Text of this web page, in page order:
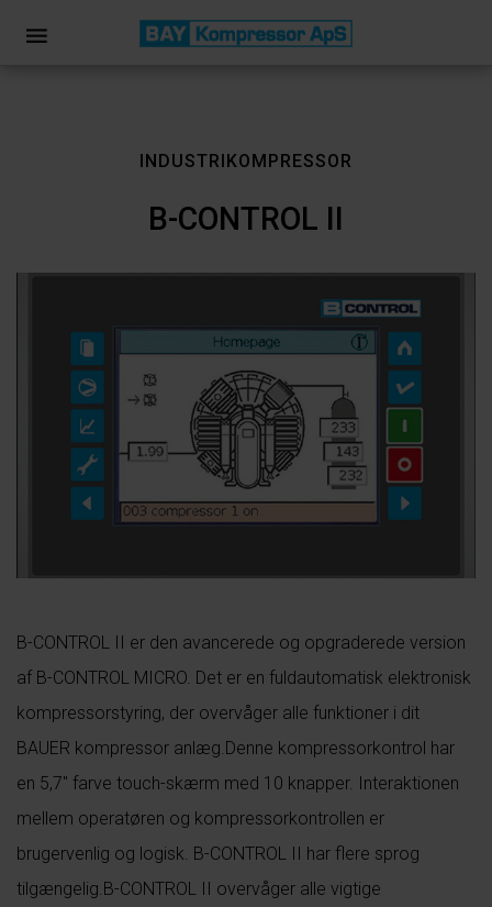
INDUSTRIKOMPRESSOR
B-CONTROL II
B-CONTROL II er den avancerede og opgraderede version
af B-CONTROL MICRO. Det er en fuldautomatisk elektronisk
kompressorstyring, der overvåger alle funktioner i dit
BAUER kompressor anlæg.Denne kompressorkontrol har
en 5,7″ farve touch-skærm med 10 knapper. Interaktionen
mellem operatøren og kompressorkontrollen er
brugervenlig og logisk. B-CONTROL II har flere sprog
tilgængelig.B-CONTROL II overvåger alle vigtige